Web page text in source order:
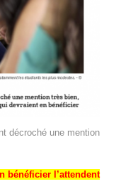
décroché une mention
bénéficier l’attendent